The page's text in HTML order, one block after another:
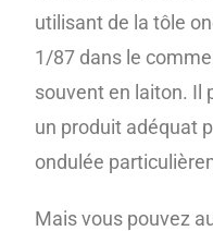
utilisant de la tôle
1/87 dans le
souvent en laiton. Il
un produit adéquat
ondulée
Mais vous pouvez